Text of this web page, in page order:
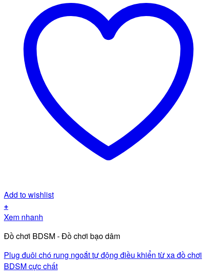
Add to wishlist
+
Xem nhanh
Đồ chơi BDSM - Đồ chơi bạo dâm
Plug đuôi chó rung ngoắt tự động điều khiển từ xa đồ chơi
BDSM cực chất